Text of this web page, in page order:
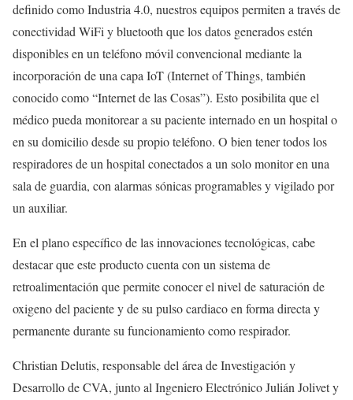
definido como Industria 4.0, nuestros equipos permiten a través de
conectividad WiFi y bluetooth que los datos generados estén
disponibles en un teléfono móvil convencional mediante la
incorporación de una capa IoT (Internet of Things, también
conocido como “Internet de las Cosas”). Esto posibilita que el
médico pueda monitorear a su paciente internado en un hospital o
en su domicilio desde su propio teléfono. O bien tener todos los
respiradores de un hospital conectados a un solo monitor en una
sala de guardia, con alarmas sónicas programables y vigilado por
un auxiliar.
En el plano específico de las innovaciones tecnológicas, cabe
destacar que este producto cuenta con un sistema de
retroalimentación que permite conocer el nivel de saturación de
oxigeno del paciente y de su pulso cardiaco en forma directa y
permanente durante su funcionamiento como respirador.
Christian Delutis, responsable del área de Investigación y
Desarrollo de CVA, junto al Ingeniero Electrónico Julián Jolivet y